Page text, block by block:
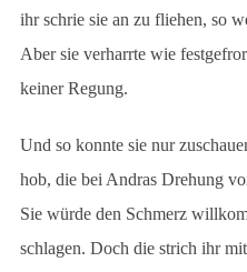
ihr schrie sie an zu fliehen, so
Aber sie verharrte wie
keiner Regung.
Und so konnte sie nur
hob, die bei Andras Drehung
Sie würde den Schmerz
schlagen. Doch die strich ihr